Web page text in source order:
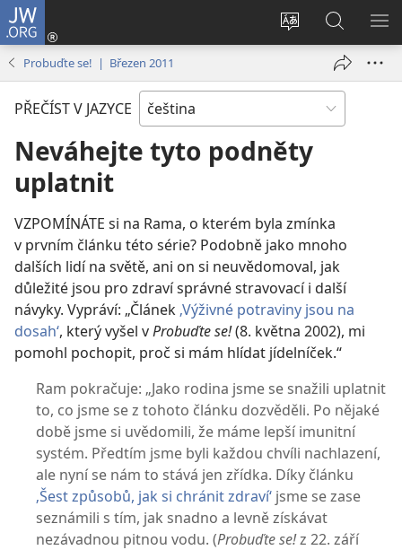
JW.ORG
Změnit
stránek
Přihlásit
se
okno)
Hledat
na
JW.ORG
Probuďte se! | Březen 2011
PŘEČÍST V JAZYCE
Neváhejte tyto podněty
uplatnit
VZPOMÍNÁTE si na Rama, o kterém byla zmínka
v prvním článku této série? Podobně jako mnoho
dalších lidí na světě, ani on si neuvědomoval, jak
důležité jsou pro zdraví správné stravovací i další
návyky. Vypráví: „Článek ‚Výživné potraviny jsou na
dosah‘, který vyšel vProbuďte se!(8. května 2002), mi
pomohl pochopit, proč si mám hlídat jídelníček.“
Ram pokračuje: „Jako rodina jsme se snažili uplatnit
to, co jsme se z tohoto článku dozvěděli. Po nějaké
době jsme si uvědomili, že máme lepší imunitní
systém. Předtím jsme byli každou chvíli nachlazení,
ale nyní se nám to stává jen zřídka. Díky článku
‚Šest způsobů, jak si chránit zdraví‘ jsme se zase
seznámili s tím, jak snadno a levně získávat
nezávadnou pitnou vodu. (Probuďte se!z 22. září